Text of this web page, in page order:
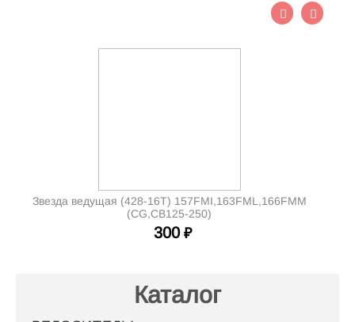
Звезда ведущая (428-16Т) 157FMI,163FML,166FMM
(CG,CB125-250)
300 ₽
Каталог